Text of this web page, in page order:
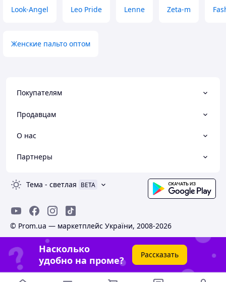
Look-Angel Leo Pride Lenne Zeta-m
Женские пальто оптом
Покупателям
Продавцам
О нас
Партнеры
Тема - светлая BETA
© Prom.ua — маркетплейс України, 2008-2026
Насколько
удобно на проме?
Рассказать